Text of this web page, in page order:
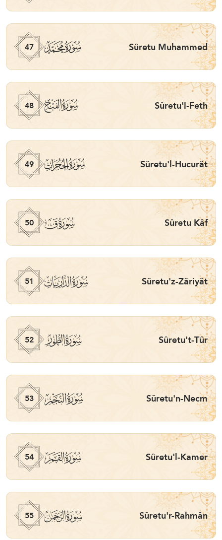
47 ﯜ Sûretu Muhammed
48 ﯝ Sûretu'l-Feth
49 ﯞ Sûretu'l-Hucurât
50 ﯟ Sûretu Kâf
51 ﯠ Sûretu'z-Zâriyât
52 ﯡ Sûretu't-Tûr
53 ﯢ Sûretu'n-Necm
54 ﯣ Sûretu'l-Kamer
55 ﯤ Sûretu'r-Rahmân